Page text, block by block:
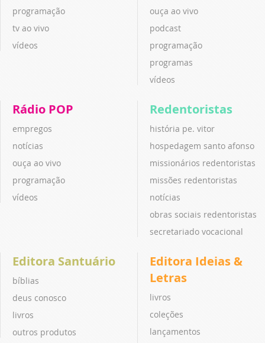
programação
tv ao vivo
vídeos
ouça ao vivo
podcast
programação
programas
vídeos
Rádio POP
empregos
notícias
ouça ao vivo
programação
vídeos
Redentoristas
história pe. vitor
hospedagem santo afonso
missionários redentoristas
missões redentoristas
notícias
obras sociais redentoristas
secretariado vocacional
Editora Santuário
bíblias
deus conosco
livros
outros produtos
Editora Ideias &
Letras
livros
coleções
lançamentos